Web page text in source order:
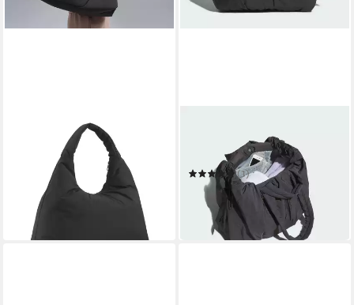
Handtasche HER 14 l Große
Prism-Bag Damen
in 3-4 Werktagen bei dir
Handtasche MUST HAVES
TRAGETASCHE
(1)
38,99 € UVP50,00 €
-22%
in 1-2 Werktagen bei dir